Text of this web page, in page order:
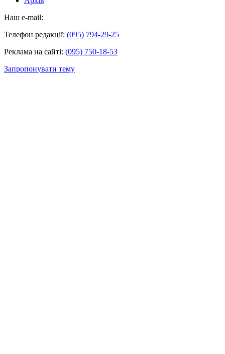
Наш e-mail:
Телефон редакції: (095) 794-29-25
Реклама на сайті: (095) 750-18-53
Запропонувати тему